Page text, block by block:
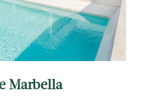
Marbella